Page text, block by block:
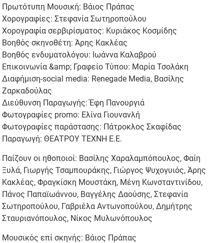
Πρωτότυπη Μουσική: Βάιος Πράπας
Χορογραφίες: Στεφανία Σωτηροπούλου
Χορογραφία σερβιρίσματος: Κυριάκος Κοσμίδης
Βοηθός σκηνοθέτη: Άρης Κακλέας
Βοηθός ενδυματολόγου: Ιωάννα Καλαβρού
Επικοινωνία &amp; Γραφείο Τύπου: Μαρία Τσολάκη
Διαφήμιση-social media: Renegade Media, Βασίλης
Ζαρκαδούλας
Διεύθυνση Παραγωγής: Έφη Πανουργιά
Φωτογραφίες promo: Ελίνα Γιουνανλή
Φωτογραφίες παράστασης: Πάτροκλος Σκαφίδας
Παραγωγή: ΘΕΑΤΡΟΥ ΤΕΧΝΗ Ε.Ε.
Παίζουν οι ηθοποιοί: Βασίλης Χαραλαμπόπουλος, Φαίη
Ξυλά, Γιωργής Τσαμπουράκης, Γιώργος Ψυχογυιός, Άρης
Κακλέας, Φραγκίσκη Μουστάκη, Μένη Κωνσταντινίδου,
Πάνος Παπαϊωάννου, Βαγγέλης Δαούσης, Στεφανία
Σωτηροπούλου, Γαβριέλα Αντωνοπούλου, Δημήτρης
Σταυριανόπουλος, Νίκος Μυλωνόπουλος
Μουσικός επί σκηνής: Βάιος Πράπας